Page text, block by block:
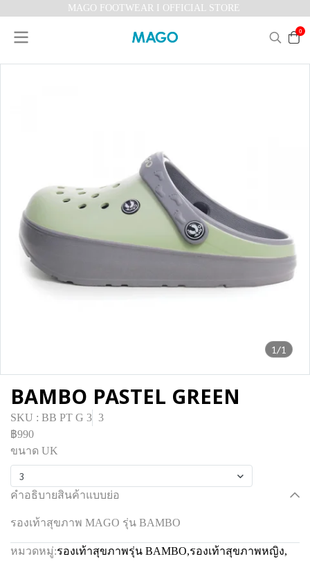
MAGO FOOTWEAR I OFFICIAL STORE
0
1/1
BAMBO PASTEL GREEN
SKU : BB PT G 3 3
฿990
ขนาด UK
3
คำอธิบายสินค้าแบบย่อ
รองเท้าสุขภาพ MAGO รุ่น BAMBO
หมวดหมู่:รองเท้าสุขภาพรุ่น BAMBO,รองเท้าสุขภาพหญิง,